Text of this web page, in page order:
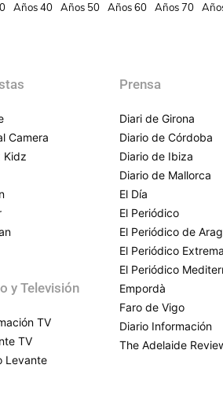
Años 40 Años 50 Años 60 Años 70
Camera
Kidz
y Televisión
TV
TV
Levante
Prensa
Diari de Girona
Diario de Córdoba
Diario de Ibiza
Diario de Mallorca
El Día
El Periódico
El Periódico de
El Periódico
El Periódico
Empordà
Faro de Vigo
Diario Información
The Adelaide